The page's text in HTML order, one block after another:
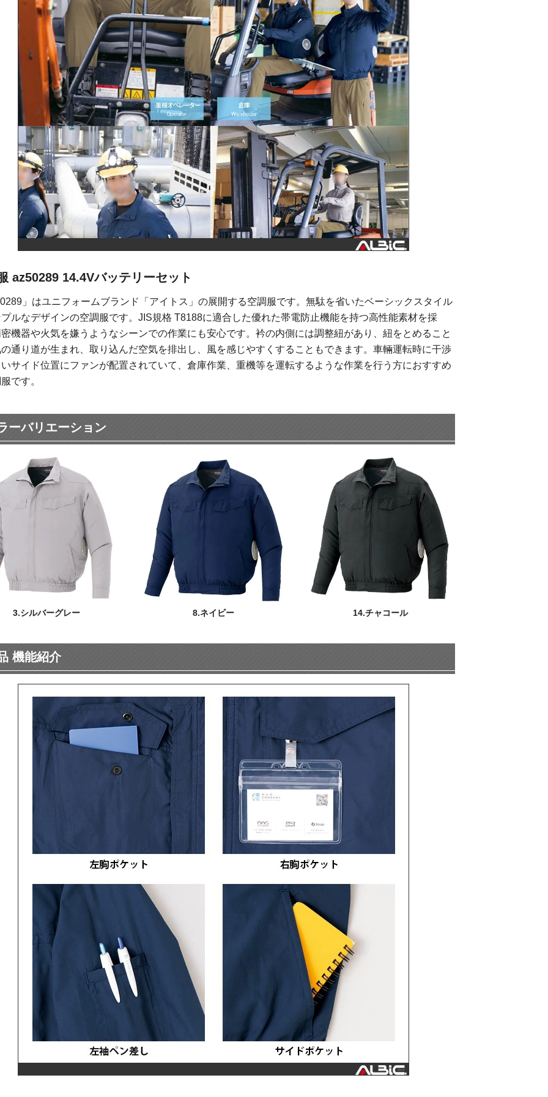
az50289 14.4Vバッテリーセット
」はユニフォームブランド「アイトス」の展開する空調服です。無駄を省いたベーシックスタイル
ルなデザインの空調服です。JIS規格 T8188に適合した優れた帯電防止機能を持つ高性能素材を採
機器や火気を嫌うようなシーンでの作業にも安心です。衿の内側には調整紐があり、紐をとめること
通り道が生まれ、取り込んだ空気を排出し、風を感じやすくすることもできます。車輛運転時に干渉
サイド位置にファンが配置されていて、倉庫作業、重機等を運転するような作業を行う方におすすめ
です。
ーバリエーション
3.シルバーグレー 8.ネイビー 14.チャコール
機能紹介